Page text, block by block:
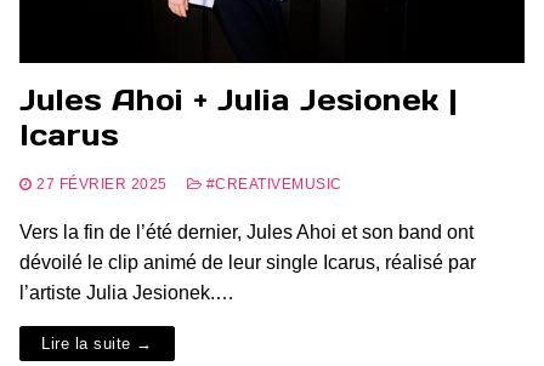
Jules Ahoi + Julia Jesionek |
Icarus
27 FÉVRIER 2025 #CREATIVEMUSIC
Vers la fin de l’été dernier, Jules Ahoi et son band ont
dévoilé le clip animé de leur single Icarus, réalisé par
l’artiste Julia Jesionek.…
Lire la suite →